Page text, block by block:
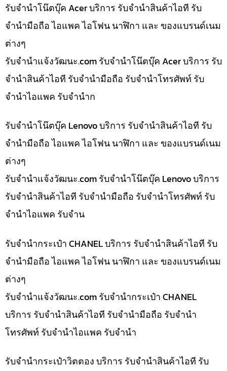
รับจำนำโน๊ตบุ๊ค Acer บริการ รับจำนำสินค้าไอที รับ
จำนำมือถือ ไอแพค ไอโฟน นาฬิกา และ ของแบรนด์เนม
ต่างๆ
รับจํานําแจ้งวัฒนะ.com รับจำนำโน๊ตบุ๊ค Acer บริการ รับ
จำนำสินค้าไอที รับจำนำมือถือ รับจำนำโทรศัพท์ รับ
จำนำไอแพค รับจำนำก
รับจำนำโน๊ตบุ๊ค Lenovo บริการ รับจำนำสินค้าไอที รับ
จำนำมือถือ ไอแพค ไอโฟน นาฬิกา และ ของแบรนด์เนม
ต่างๆ
รับจํานําแจ้งวัฒนะ.com รับจำนำโน๊ตบุ๊ค Lenovo บริการ
รับจำนำสินค้าไอที รับจำนำมือถือ รับจำนำโทรศัพท์ รับ
จำนำไอแพค รับจำน
รับจำนำกระเป๋า CHANEL บริการ รับจำนำสินค้าไอที รับ
จำนำมือถือ ไอแพค ไอโฟน นาฬิกา และ ของแบรนด์เนม
ต่างๆ
รับจํานําแจ้งวัฒนะ.com รับจำนำกระเป๋า CHANEL
บริการ รับจำนำสินค้าไอที รับจำนำมือถือ รับจำนำ
โทรศัพท์ รับจำนำไอแพค รับจำนำ
รับจำนำกระเป๋าวิตตอง บริการ รับจำนำสินค้าไอที รับ